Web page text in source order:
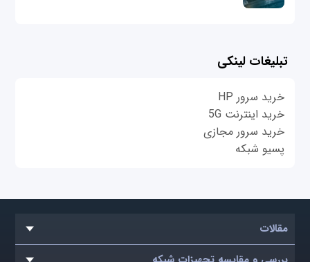
تبلیغات لینکی
خرید سرور HP
خرید اینترنت 5G
خرید سرور مجازی
پسیو شبکه
مقالات